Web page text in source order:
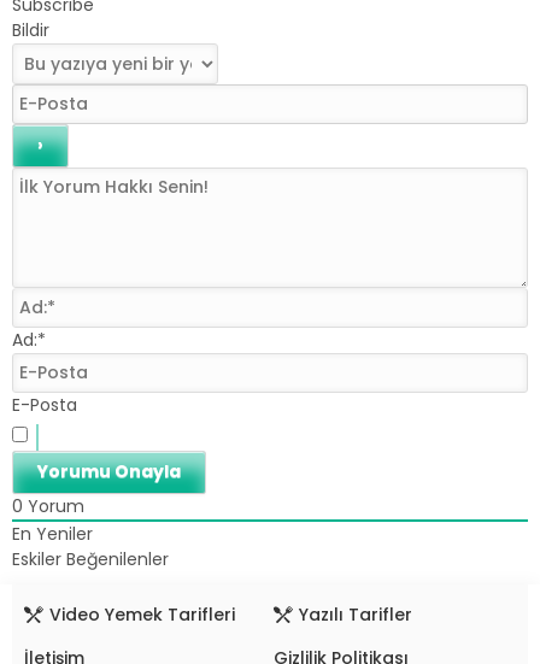
Bildir
Ad:*
E-Posta
0 Yorum
En Yeniler
Eskiler Beğenilenler
Video Yemek Tarifleri
Yazılı Tarifler
İletişim
Gizlilik Politikası